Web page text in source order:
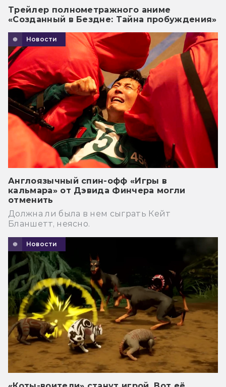
Трейлер полнометражного аниме
«Созданный в Бездне: Тайна пробуждения»
Новости
Англоязычный спин-офф «Игры в
кальмара» от Дэвида Финчера могли
отменить
Должна ли была в нем сыграть Кейт
Бланшетт, неясно.
Новости